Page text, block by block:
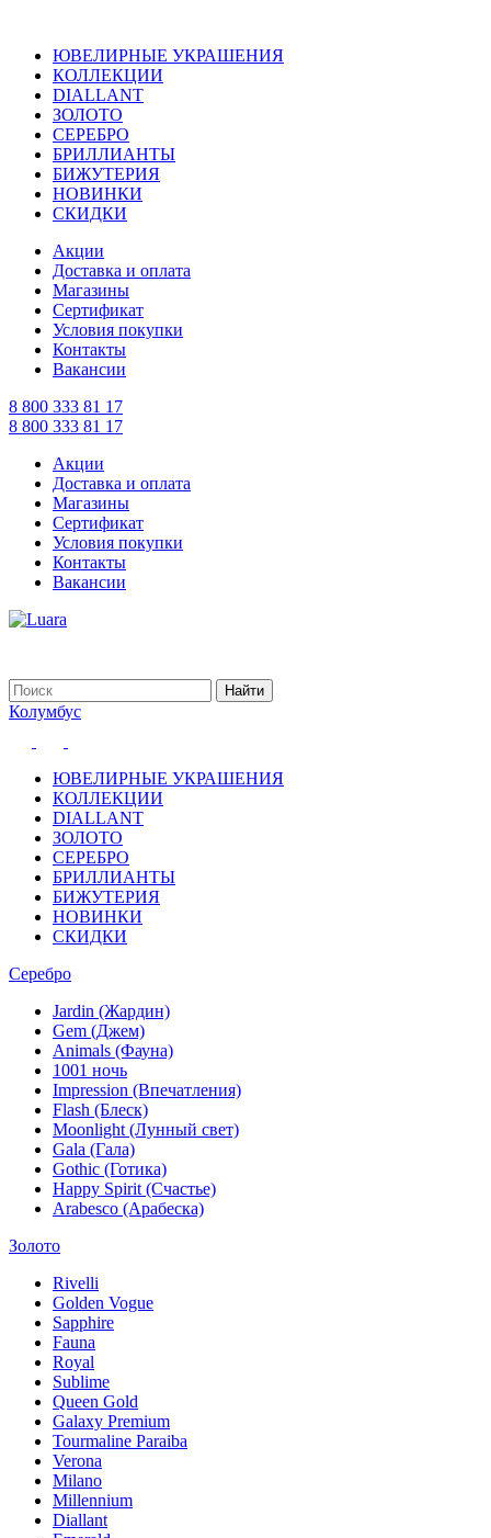
ЮВЕЛИРНЫЕ УКРАШЕНИЯ
КОЛЛЕКЦИИ
DIALLANT
ЗОЛОТО
СЕРЕБРО
БРИЛЛИАНТЫ
БИЖУТЕРИЯ
НОВИНКИ
СКИДКИ
Акции
Доставка и оплата
Магазины
Сертификат
Условия покупки
Контакты
Вакансии
8 800 333 81 17
8 800 333 81 17
Акции
Доставка и оплата
Магазины
Сертификат
Условия покупки
Контакты
Вакансии
Колумбус
ЮВЕЛИРНЫЕ УКРАШЕНИЯ
КОЛЛЕКЦИИ
DIALLANT
ЗОЛОТО
СЕРЕБРО
БРИЛЛИАНТЫ
БИЖУТЕРИЯ
НОВИНКИ
СКИДКИ
Серебро
Jardin (Жардин)
Gem (Джем)
Animals (Фауна)
1001 ночь
Impression (Впечатления)
Flash (Блеск)
Moonlight (Лунный свет)
Gala (Гала)
Gothic (Готика)
Happy Spirit (Счастье)
Arabesco (Арабеска)
Золото
Rivelli
Golden Vogue
Sapphire
Fauna
Royal
Sublime
Queen Gold
Galaxy Premium
Tourmaline Paraiba
Verona
Milano
Millennium
Diallant